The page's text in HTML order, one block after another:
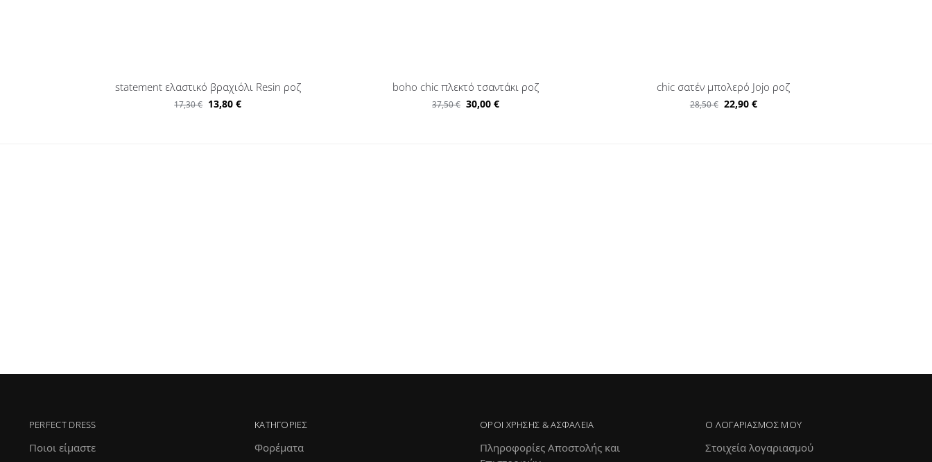
statement ελαστικό βραχιόλι Resin ροζ
17,30€ 13,80€
boho chic πλεκτό τσαντάκι ροζ
37,50€ 30,00€
chic σατέν μπολερό Jojo ροζ
28,50€ 22,90 €
PERFECT DRESS
Ποιοι είμαστε
ΚΑΤΗΓΟΡΊΕΣ
Φορέματα
ΌΡΟΙ ΧΡΉΣΗΣ & ΑΣΦΆΛΕΙΑ
Πληροφορίες Αποστολής και
Ο ΛΟΓΑΡΙΑΣΜΌΣ ΜΟΥ
Στοιχεία λογαριασμού